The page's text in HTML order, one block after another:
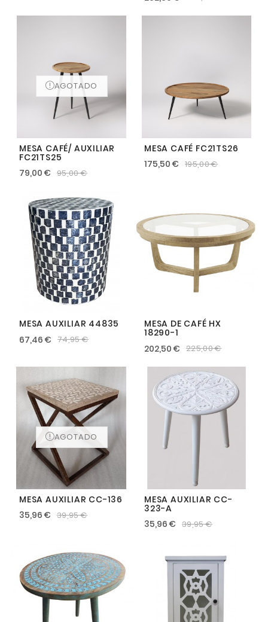
AGOTADO
MESA CAFÉ/ AUXILIAR
FC21TS25
79,00 € 95,00 €
MESA CAFÉ FC21TS26
175,50 € 195,00 €
MESA AUXILIAR 44835
67,46 € 74,95 €
MESA DE CAFÉ HX
18290-1
202,50 € 225,00 €
AGOTADO
MESA AUXILIAR CC-136
35,96 € 39,95 €
MESA AUXILIAR CC-
323-A
35,96 € 39,95 €